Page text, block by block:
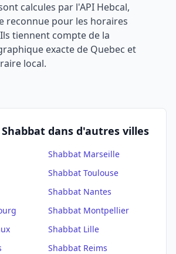
calcules par l'API Hebcal,
reconnue pour les horaires
tiennent compte de la
exacte de Quebec et
local.
dans d'autres villes
Shabbat Marseille
Shabbat Toulouse
Shabbat Nantes
Shabbat Montpellier
Shabbat Lille
Shabbat Reims